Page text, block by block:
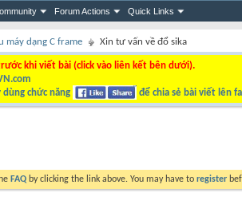
Forum Actions Quick Links
máy dạng C frame Xin tư vấn về đổ sika
khi viết bài (click vào liên kết bên dưới).
chức năng để chia sẻ bài viết lên
FAQ by clicking the link above. You may have to register